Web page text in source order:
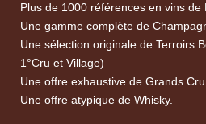
Plus de 1000 références en vins de
Une gamme complète de
Une sélection originale de Terroirs
1°Cru et Village)
Une offre exhaustive de Grands
Une offre atypique de Whisky.